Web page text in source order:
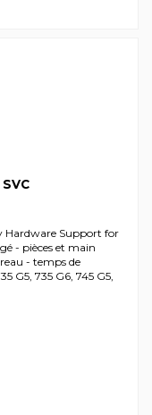
Hardware Support for
- pièces et main
- temps de
G5, 735 G6, 745 G5,